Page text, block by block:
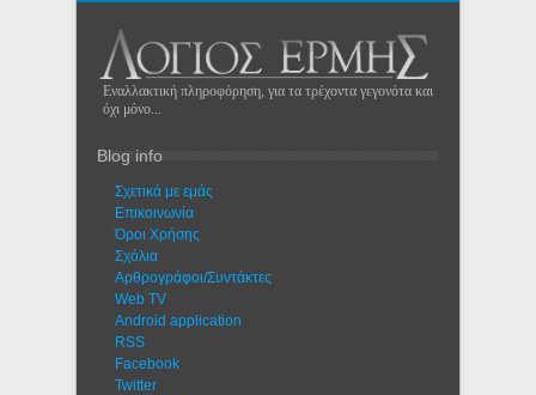
Εναλλακτική πληροφόρηση, για τα τρέχοντα γεγονότα και
όχι μόνο...
Blog info
Σχετικά με εμάς
Eπικοινωνία
Όροι Χρήσης
Σχόλια
Αρθρογράφοι/Συντάκτες
Web TV
Android application
RSS
Facebook
Twitter